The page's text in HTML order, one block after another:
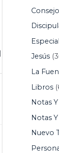
Jesús
La
Libros
Notas
Notas
Nuevo